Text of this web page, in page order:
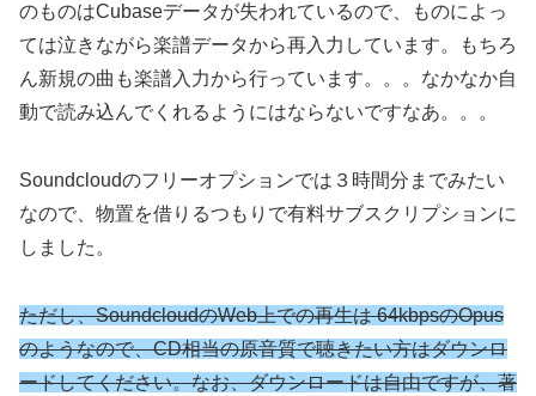
のものはCubaseデータが失われているので、ものによっ
ては泣きながら楽譜データから再入力しています。もちろ
ん新規の曲も楽譜入力から行っています。。。なかなか自
動で読み込んでくれるようにはならないですなあ。。。
Soundcloudのフリーオプションでは３時間分までみたい
なので、物置を借りるつもりで有料サブスクリプションに
しました。
ただし、SoundcloudのWeb上での再生は 64kbpsのOpus
のようなので、CD相当の原音質で聴きたい方はダウンロ
ードしてください。なお、ダウンロードは自由ですが、著